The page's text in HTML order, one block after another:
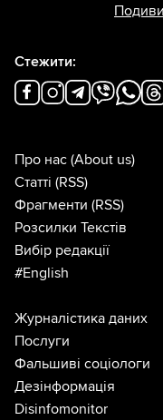
Стежити:
Про нас (About us)
Статті (RSS)
Фрагменти (RSS)
Розсилки Текстів
Вибір редакції
#English
Журналістика даних
Послуги
Фальшиві соціологи
Дезінформація
Disinfomonitor